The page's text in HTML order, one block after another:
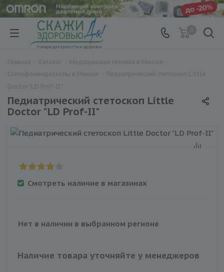
Педиатрический стетоскоп Little
Doctor "LD Prof-II"
Смотреть наличие в магазинах
Нет в наличии в выбранном регионе
Наличие товара уточняйте у менеджеров